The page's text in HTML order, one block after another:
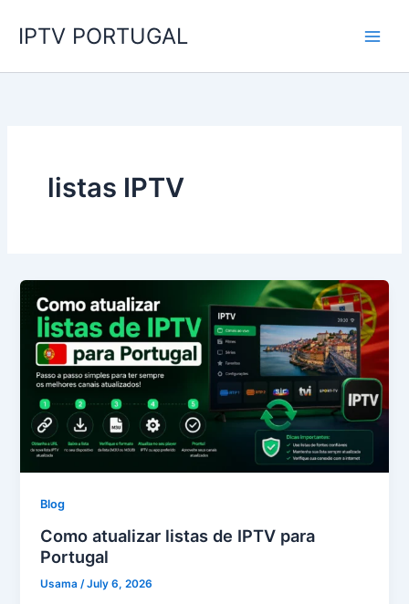
IPTV PORTUGAL
listas IPTV
Blog
Como atualizar listas de IPTV para
Portugal
Usama/July 6, 2026